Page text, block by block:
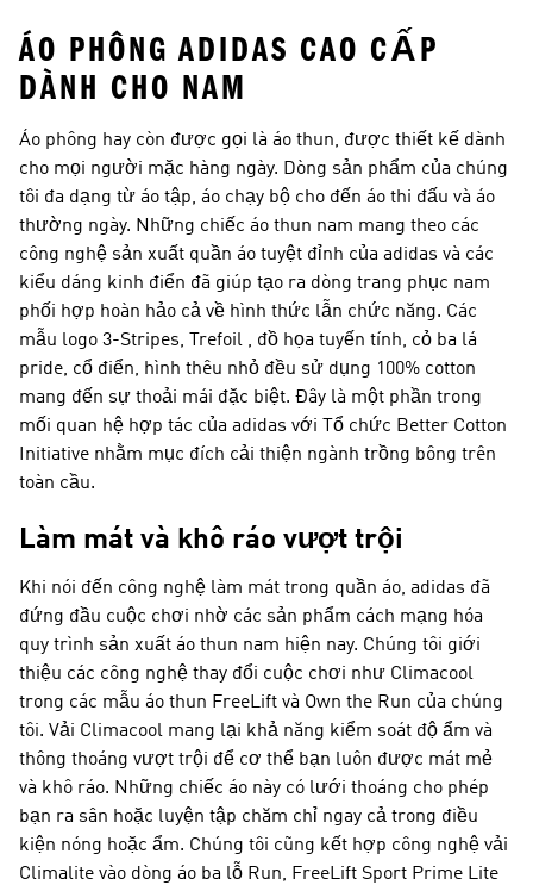
ÁO PHÔNG ADIDAS CAO CẤP
DÀNH CHO NAM
Áo phông hay còn được gọi là áo thun, được thiết kế dành
cho mọi người mặc hàng ngày. Dòng sản phẩm của chúng
tôi đa dạng từ áo tập, áo chạy bộ cho đến áo thi đấu và áo
thường ngày. Những chiếc áo thun nam mang theo các
công nghệ sản xuất quần áo tuyệt đỉnh của adidas và các
kiểu dáng kinh điển đã giúp tạo ra dòng trang phục nam
phối hợp hoàn hảo cả về hình thức lẫn chức năng. Các
mẫu logo 3-Stripes, Trefoil , đồ họa tuyến tính, cỏ ba lá
pride, cổ điển, hình thêu nhỏ đều sử dụng 100% cotton
mang đến sự thoải mái đặc biệt. Đây là một phần trong
mối quan hệ hợp tác của adidas với Tổ chức Better Cotton
Initiative nhằm mục đích cải thiện ngành trồng bông trên
toàn cầu.
Làm mát và khô ráo vượt trội
Khi nói đến công nghệ làm mát trong quần áo, adidas đã
đứng đầu cuộc chơi nhờ các sản phẩm cách mạng hóa
quy trình sản xuất áo thun nam hiện nay. Chúng tôi giới
thiệu các công nghệ thay đổi cuộc chơi như Climacool
trong các mẫu áo thun FreeLift và Own the Run của chúng
tôi. Vải Climacool mang lại khả năng kiểm soát độ ẩm và
thông thoáng vượt trội để cơ thể bạn luôn được mát mẻ
và khô ráo. Những chiếc áo này có lưới thoáng cho phép
bạn ra sân hoặc luyện tập chăm chỉ ngay cả trong điều
kiện nóng hoặc ẩm. Chúng tôi cũng kết hợp công nghệ vải
Climalite vào dòng áo ba lỗ Run, FreeLift Sport Prime Lite